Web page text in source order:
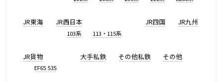
JR東海 JR西日本
103系 113・115系
JR四国 JR九州
JR貨物
EF65 535
大手私鉄 その他私鉄 その他